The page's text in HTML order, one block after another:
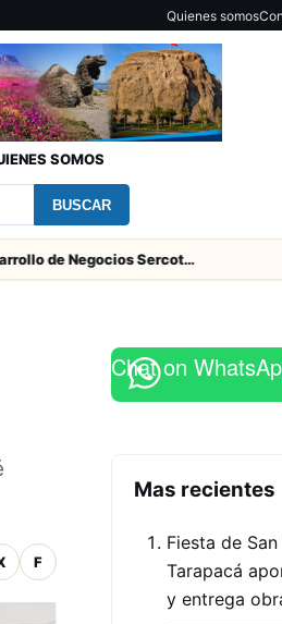
Quienes somos
SOMOS
BUSCAR
Centro de Desarrollo de Negocios Sercotec-INACAP inaugura Academia de Mujeres Empresarias 2026
F
Chat on
Mas recientes
Fiesta de
Tarapacá
y entrega